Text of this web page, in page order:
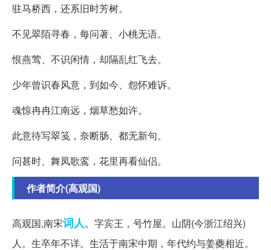
驻马桥西，还系旧时芳树。
不见翠陌寻春，每问著、小桃无语。
恨燕莺、不识闲情，却隔乱红飞去。
少年曾识春风意，到如今、怨怀难诉。
魂惊冉冉江南远，烟草愁如许。
此意待写翠笺，奈断肠、都无新句。
问甚时、舞凤歌鸾，花里再看仙侣。
作者简介(高观国)
高观国,南宋词人。字宾王，号竹屋。山阴(今浙江绍兴)
人。生卒年不详。生活于南宋中期，年代约与姜夔相近。